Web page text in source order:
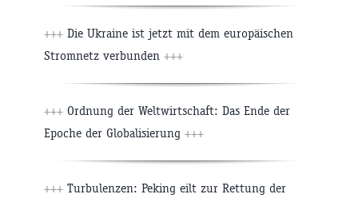
+++ Die Ukraine ist jetzt mit dem europäischen
Stromnetz verbunden +++
+++ Ordnung der Weltwirtschaft: Das Ende der
Epoche der Globalisierung +++
+++ Turbulenzen: Peking eilt zur Rettung der